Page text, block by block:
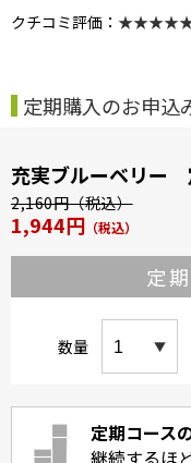
クチコミ評価： ★★★★★
定期購入のお申込
充実ブルーベリー
2,160円（税込）
1,944円 （税込）
定
数量
定期コース
継続するほ